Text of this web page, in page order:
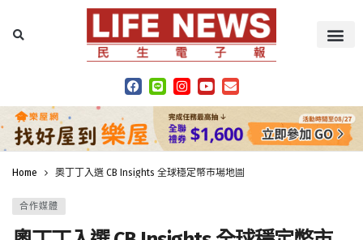
Home 奧丁丁入選 CB Insights 全球穩定幣市場地圖
合作媒體